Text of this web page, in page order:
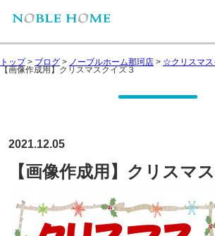
トップ> ブログ > ノーブルホーム那珂店 > ☆クリスマス
【画像作成用】クリスマスクイズ３
2021.12.05
【画像作成用】クリスマ